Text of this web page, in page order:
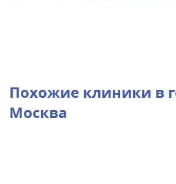
Похожие клиники в
Москва